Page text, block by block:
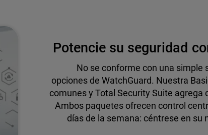
Potencie su seguridad
No se conforme con una simple
opciones de WatchGuard. Nuestra
comunes y Total Security Suite
Ambos paquetes ofrecen control
días de la semana: céntrese en